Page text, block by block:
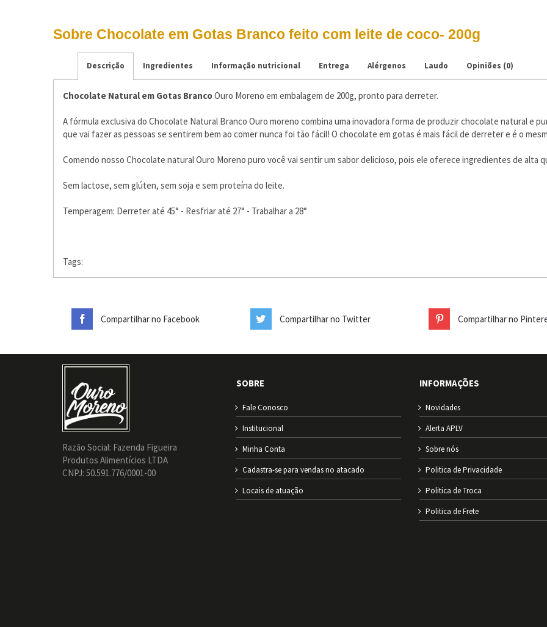
Sobre Chocolate em Gotas Branco feito com leite de coco- 200g
Descrição Ingredientes Informação nutricional Entrega Alérgenos Laudo Opiniões (0)
Chocolate Natural em Gotas BrancoOuro Moreno em embalagem de 200g, pronto para derreter.
A fórmula exclusiva do Chocolate Natural Branco Ouro moreno combina uma inovadora forma de produzir chocolate natural e
que vai fazer as pessoas se sentirem bem ao comer nunca foi tão fácil! O chocolate em gotas é mais fácil de derreter e é o
Comendo nosso Chocolate natural Ouro Moreno puro você vai sentir um sabor delicioso, pois ele oferece ingredientes de alta
Sem lactose, sem glúten, sem soja e sem proteína do leite.
Temperagem: Derreter até 45° - Resfriar até 27° - Trabalhar a 28°
Tags:
Compartilhar no Facebook Compartilhar no Twitter Compartilhar no
Razão Social: Fazenda Figueira
Produtos Alimentícios LTDA
CNPJ: 50.591.776/0001-00
SOBRE
Fale Conosco
Institucional
Minha Conta
Cadastra-se para vendas no atacado
Locais de atuação
INFORMAÇÕES
Novidades
Alerta APLV
Sobre nós
Politica de Privacidade
Politica de Troca
Politica de Frete